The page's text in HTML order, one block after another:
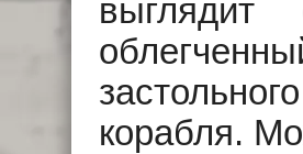
выглядит
корабля.